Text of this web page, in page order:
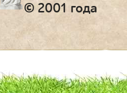
© 2001 года